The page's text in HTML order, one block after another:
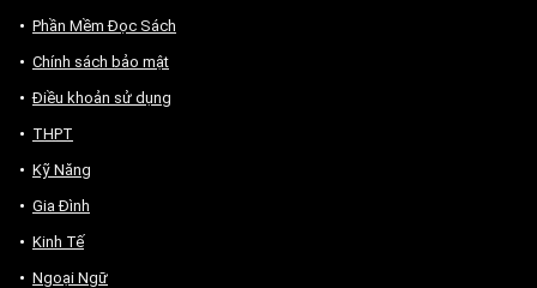
Phần Mềm Đọc Sách
Chính sách bảo mật
Điều khoản sử dụng
THPT
Kỹ Năng
Gia Đình
Kinh Tế
Ngoại Ngữ